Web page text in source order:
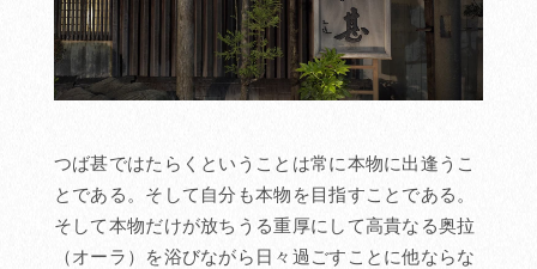
つば甚ではたらくということは常に本物に出逢うこ
とである。そして自分も本物を目指すことである。
そして本物だけが放ちうる重厚にして高貴なる奥拉
（オーラ）を浴びながら日々過ごすことに他ならな